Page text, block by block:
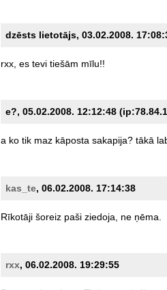
dzēsts lietotājs, 03.02.2008.
rxx, es tevi tiešām mīlu!!
e?, 05.02.2008. 12:12:48
a ko tik maz kāposta sakapija? tākā
kas_te, 06.02.2008. 17:14:38
Rīkotāji šoreiz paši ziedoja, ne ņēma.
rxx, 06.02.2008. 19:29:55